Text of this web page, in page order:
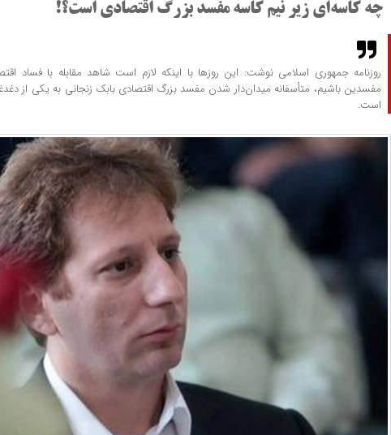
روایت یک حقوقدان از موتورسواری زنان؛ استقلال در تردد یا چالش
چه کاسه‌ای زیر نیم کاسه مفسد بزرگ اقتصادی است؟!
روزنامه جمهوری اسلامی نوشت: این روزها با اینکه لازم است شاهد مقابله با فساد
مفسدین باشیم، متأسفانه میدان‌دار شدن مفسد بزرگ اقتصادی بابک زنجانی به یکی از
است.